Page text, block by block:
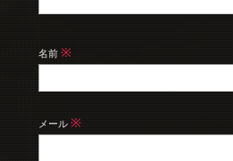
名前 ※
メール ※